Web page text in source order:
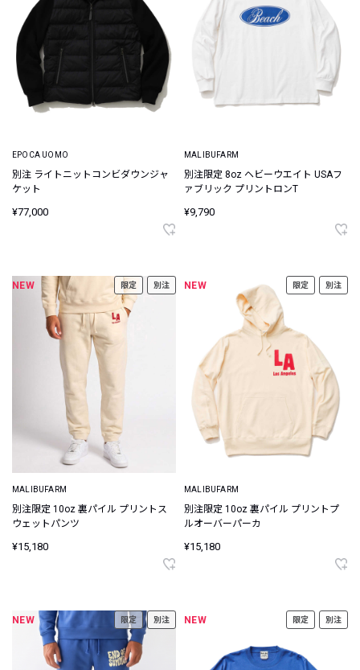
EPOCA UOMO
別注 ライトニットコンビダウンジャ
ケット
¥77,000
MALIBUFARM
別注限定 8oz ヘビーウエイト USAフ
ァブリック プリントロンT
¥9,790
NEW 限定 別注
MALIBUFARM
別注限定 10oz 裏パイル プリントス
ウェットパンツ
¥15,180
NEW 限定 別注
MALIBUFARM
別注限定 10oz 裏パイル プリントプ
ルオーバーパーカ
¥15,180
NEW 限定 別注 NEW 限定 別注